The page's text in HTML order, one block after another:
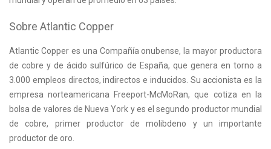
Sobre Atlantic Copper
Atlantic Copper es una Compañía onubense, la mayor productora
de cobre y de ácido sulfúrico de España, que genera en torno a
3.000 empleos directos, indirectos e inducidos. Su accionista es la
empresa norteamericana Freeport-McMoRan, que cotiza en la
bolsa de valores de Nueva York y es el segundo productor mundial
de cobre, primer productor de molibdeno y un importante
productor de oro.